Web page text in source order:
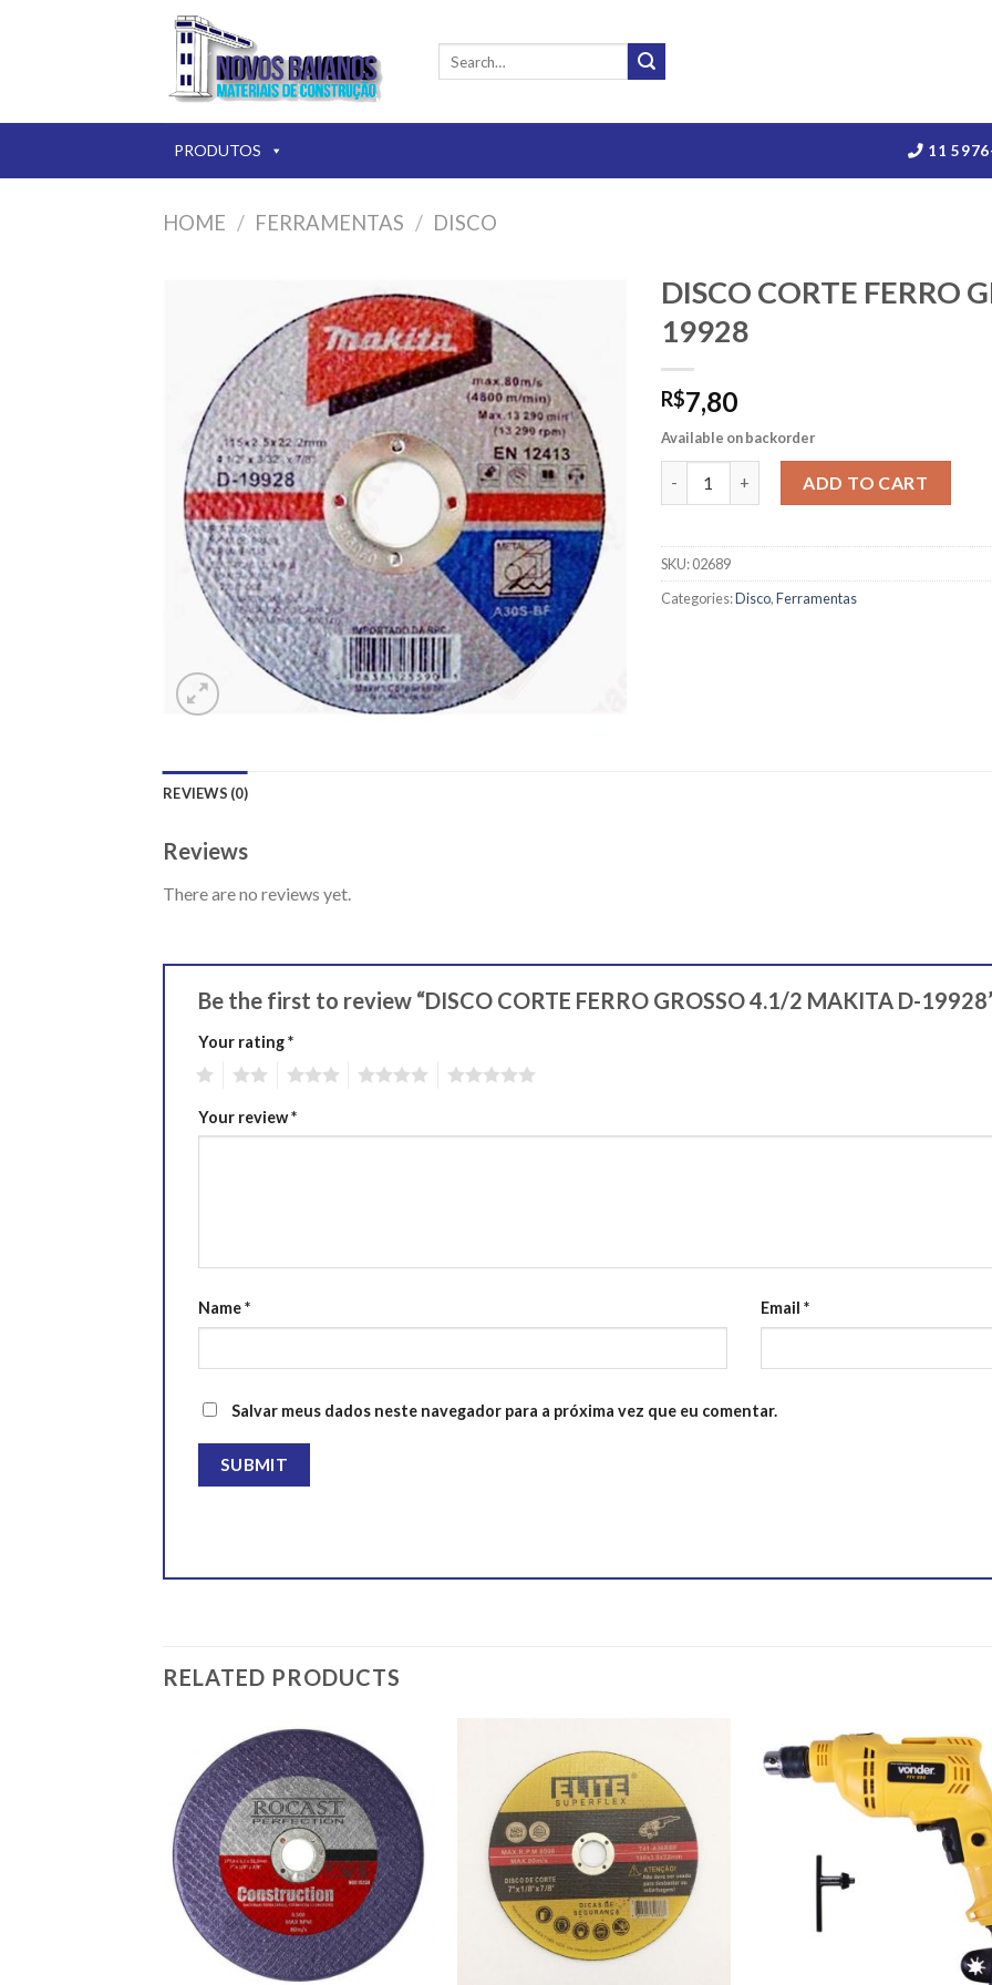
PRODUTOS 11
HOME / FERRAMENTAS / DISCO
DISCO CORTE FERRO
19928
R$7,80
Available on backorder
ADD TO CART
SKU:02689
Categories:Disco,Ferramentas
REVIEWS (0)
Reviews
There are no reviews yet.
Be the first to review “DISCO CORTE FERRO GROSSO 4.1/2 MAKITA D-
Your rating*
Your review*
Name* Email *
Salvar meus dados neste navegador para a próxima vez que eu comentar.
RELATED PRODUCTS